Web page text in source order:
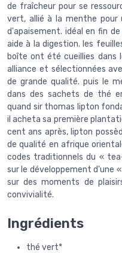
de fraîcheur pour se
vert, allié à la menthe
d'apaisement. idéal en fin
aide à la digestion. les
boîte ont été cueillies dans
alliance et sélectionnées
de grande qualité. puis le
dans des sachets de thé
quand sir thomas lipton
il acheta sa première
cent ans après, lipton
de qualité en afrique
codes traditionnels du «
sur le développement d'une
sur des moments de
convivialité.
Ingrédients
thé vert*